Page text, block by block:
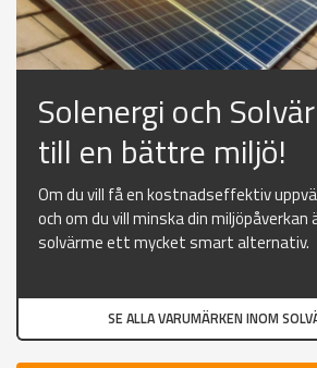
Solenergi och
till en bättre miljö!
Om du vill få en kostnadseffektiv
och om du vill minska din miljöpåverkan
solvärme ett mycket smart alternativ.
SE ALLA VARUMÄRKEN INOM